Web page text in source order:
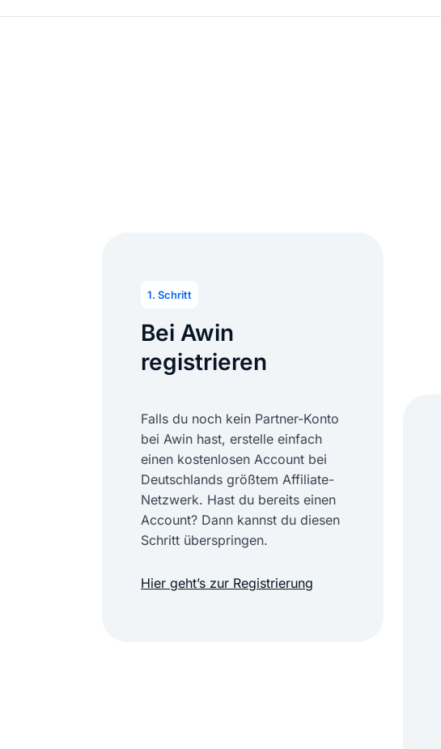
1. Schritt
Bei Awin
registrieren
Falls du noch kein Partner-Konto
bei Awin hast, erstelle einfach
einen kostenlosen Account bei
Deutschlands größtem Affiliate-
Netzwerk. Hast du bereits einen
Account? Dann kannst du diesen
Schritt überspringen.
Hier geht’s zur Registrierung